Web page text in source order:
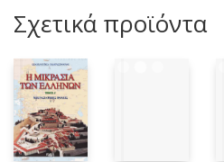
Σχετικά προϊόντα